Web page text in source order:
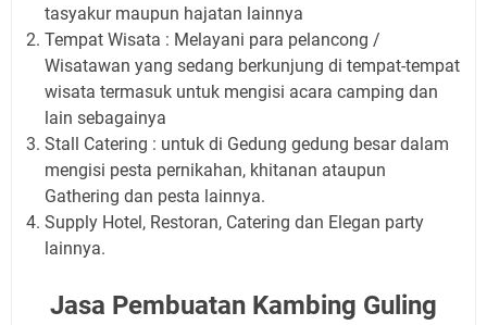
tasyakur maupun hajatan lainnya
Tempat Wisata : Melayani para pelancong /
Wisatawan yang sedang berkunjung di tempat-tempat
wisata termasuk untuk mengisi acara camping dan
lain sebagainya
Stall Catering : untuk di Gedung gedung besar dalam
mengisi pesta pernikahan, khitanan ataupun
Gathering dan pesta lainnya.
Supply Hotel, Restoran, Catering dan Elegan party
lainnya.
Jasa Pembuatan Kambing Guling